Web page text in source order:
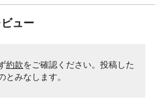
ュー
約款をご確認ください。投稿した
とみなします。